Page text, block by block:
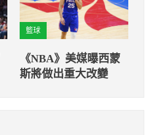
其有高度興趣
籃球
《NBA》美媒曝西蒙
斯將做出重大改變